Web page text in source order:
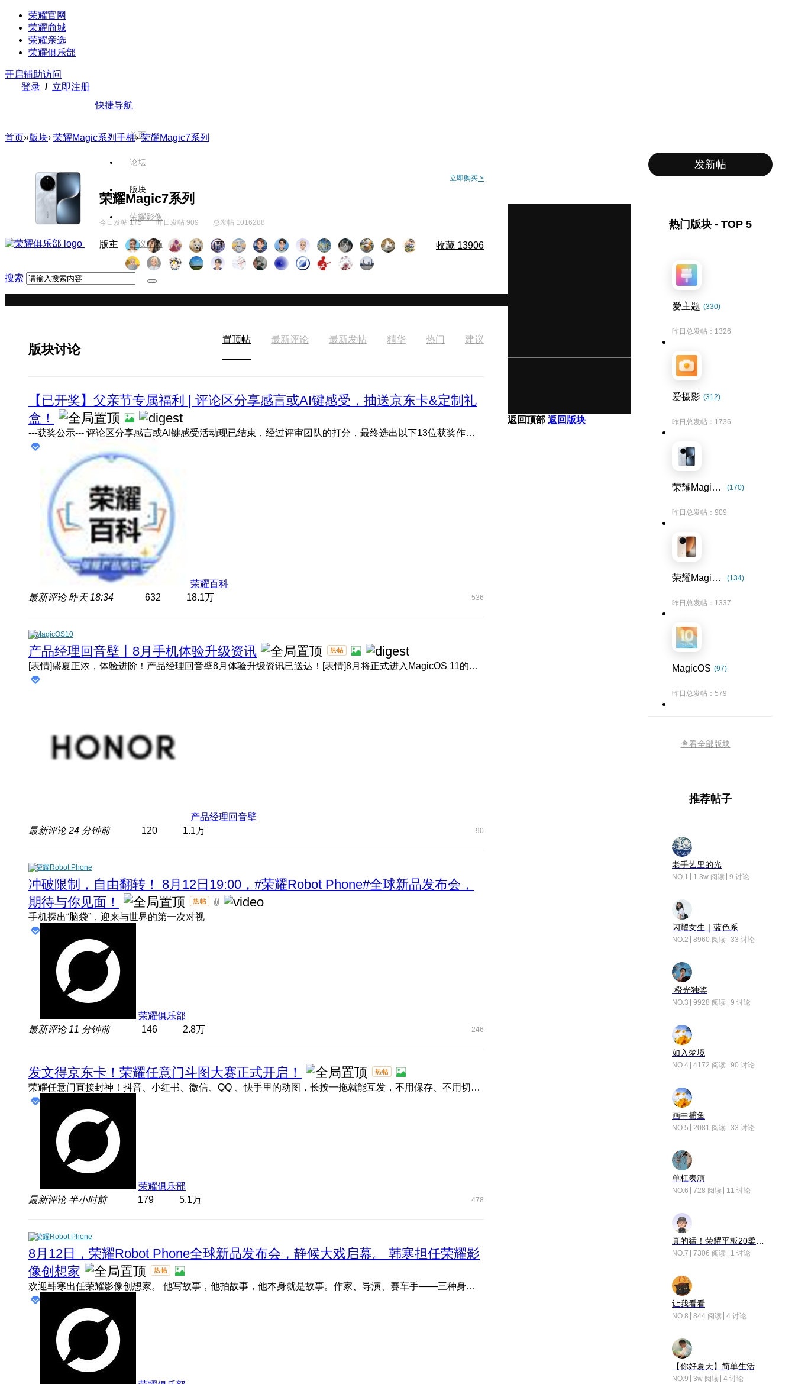
荣耀官网
荣耀商城
荣耀亲选
荣耀俱乐部
开启辅助访问
登录 / 立即注册
快捷导航
首页
论坛
版块
荣耀影像
建议广场
搜索
首页»版块› 荣耀Magic系列手机› 荣耀Magic7系列
荣耀Magic7系列
立即购买 >
今日发帖 175 昨日发帖 909 总发帖 1016288
版主 收藏 13906
版块讨论
置顶帖 最新评论 最新发帖 精华 热门 建议
【已开奖】父亲节专属福利 | 评论区分享感言或AI键感受，抽送京东卡&定制礼
盒！
---获奖公示--- 评论区分享感言或AI键感受活动现已结束，经过评审团队的打分，最终选出以下13位获奖作品，恭喜获 ...
荣耀百科
最新评论 昨天 18:34 632 18.1万 536
MagicOS10
产品经理回音壁丨8月手机体验升级资讯
[表情]盛夏正浓，体验进阶！产品经理回音壁8月体验升级资讯已送达！[表情]8月将正式进入MagicOS 11的升级节奏，内 ...
产品经理回音壁
最新评论24 分钟前 120 1.1万 90
荣耀Robot Phone
冲破限制，自由翻转！ 8月12日19:00，#荣耀Robot Phone#全球新品发布会，
期待与你见面！
手机探出“脑袋”，迎来与世界的第一次对视
荣耀俱乐部
最新评论 11 分钟前 146 2.8万 246
发文得京东卡！荣耀任意门斗图大赛正式开启！
荣耀任意门直接封神！抖音、小红书、微信、QQ 、快手里的动图，长按一拖就能互发，不用保存、不用切软件，评论区 ...
荣耀俱乐部
最新评论 半小时前 179 5.1万 478
荣耀Robot Phone
8月12日，荣耀Robot Phone全球新品发布会，静候大戏启幕。 韩寒担任荣耀影
像创想家
欢迎韩寒出任荣耀影像创想家。 他写故事，他拍故事，他本身就是故事。作家、导演、赛车手——三种身份从未定义他 ...
发新帖
热门版块 - TOP 5
爱主题 (330)
昨日总发帖：1326
爱摄影 (312)
昨日总发帖：1736
荣耀Magic7系列 (170)
昨日总发帖：909
荣耀Magic8系列 (134)
昨日总发帖：1337
MagicOS (97)
昨日总发帖：579
查看全部版块
推荐帖子
老手艺里的光
NO.1 1.3w 阅读 9 讨论
闪耀女生｜蓝色系
NO.2 8960 阅读 33 讨论
橙光独桨
NO.3 9928 阅读 9 讨论
如入梦境
NO.4 4172 阅读 90 讨论
画中捕鱼
NO.5 2081 阅读 33 讨论
单杠表演
NO.6 728 阅读 11 讨论
NO.7 7306 阅读 1 讨论
让我看看
NO.8 844 阅读 4 讨论
【你好夏天】简单生活
NO.9 3w 阅读 4 讨论
返回顶部 返回版块